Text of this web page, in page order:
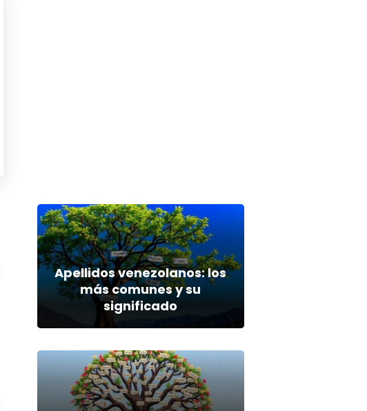
Apellidos venezolanos: los
más comunes y su
significado